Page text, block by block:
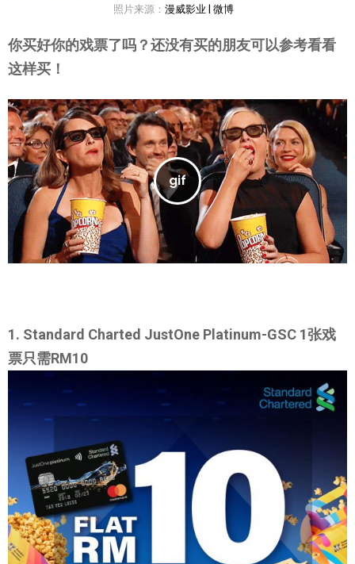
照片来源： 漫威影业 | 微博
你买好你的戏票了吗？还没有买的朋友可以参考看看
这样买！
1. Standard Charted JustOne Platinum-GSC 1张戏
票只需RM10